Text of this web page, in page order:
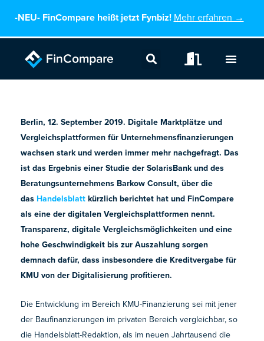
-NEU-FinCompare heißt jetzt Fynbiz! Mehr erfahren →
Berlin, 12. September 2019. Digitale Marktplätze und
Vergleichsplattformen für Unternehmensfinanzierungen
wachsen stark und werden immer mehr nachgefragt. Das
ist das Ergebnis einer Studie der SolarisBank und des
Beratungsunternehmens Barkow Consult, über die
das Handelsblatt kürzlich berichtet hat und FinCompare
als eine der digitalen Vergleichsplattformen nennt.
Transparenz, digitale Vergleichsmöglichkeiten und eine
hohe Geschwindigkeit bis zur Auszahlung sorgen
demnach dafür, dass insbesondere die Kreditvergabe für
KMU von der Digitalisierung profitieren.
Die Entwicklung im Bereich KMU-Finanzierung sei mit jener
der Baufinanzierungen im privaten Bereich vergleichbar, so
die Handelsblatt-Redaktion, als im neuen Jahrtausend die